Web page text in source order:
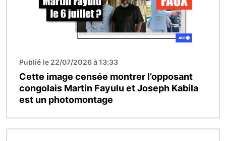
Publié le 22/07/2026 à 13:33
Cette image censée montrer l’opposant
congolais Martin Fayulu et Joseph Kabila
est un photomontage